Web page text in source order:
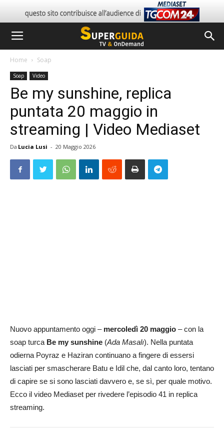
Home Soap
Soap Video
Be my sunshine, replica
puntata 20 maggio in
streaming | Video Mediaset
Da Lucia Lusi - 20 Maggio 2026
Nuovo appuntamento oggi – mercoledì 20 maggio – con la
soap turca Be my sunshine (Ada Masalı). Nella puntata
odierna Poyraz e Haziran continuano a fingere di essersi
lasciati per smascherare Batu e Idil che, dal canto loro, tentano
di capire se si sono lasciati davvero e, se sì, per quale motivo.
Ecco il video Mediaset per rivedere l’episodio 41 in replica
streaming.